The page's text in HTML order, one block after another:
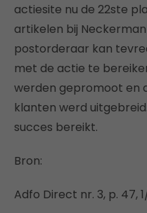
actiesite nu de 22ste
artikelen bij
postorderaar kan
met de actie te
werden gepromoot en
klanten werd
succes bereikt.
Bron:
Adfo Direct nr. 3, p. 47,